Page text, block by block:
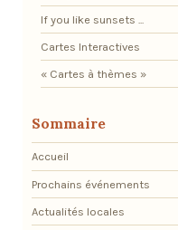
If you like sunsets ...
Cartes Interactives
« Cartes à thèmes »
Sommaire
Accueil
Prochains événements
Actualités locales